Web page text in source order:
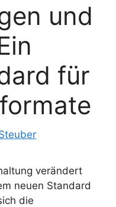
und
für
verändert
neuen Standard
die